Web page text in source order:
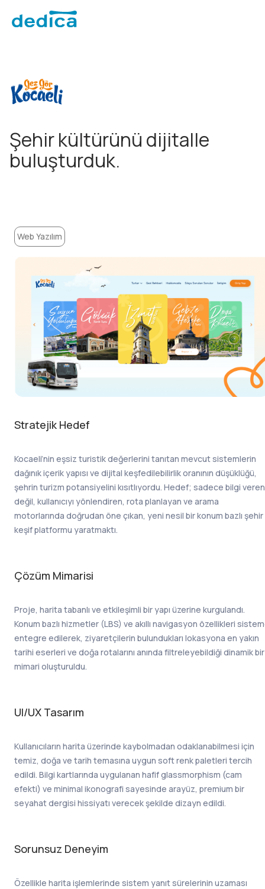
Şehir kültürünü dijitalle
buluşturduk.
Web Yazılım
Stratejik Hedef
Kocaeli’nin eşsiz turistik değerlerini tanıtan mevcut sistemlerin
dağınık içerik yapısı ve dijital keşfedilebilirlik oranının düşüklüğü,
şehrin turizm potansiyelini kısıtlıyordu. Hedef; sadece bilgi veren
değil, kullanıcıyı yönlendiren, rota planlayan ve arama
motorlarında doğrudan öne çıkan, yeni nesil bir konum bazlı şehir
keşif platformu yaratmaktı.
Çözüm Mimarisi
Proje, harita tabanlı ve etkileşimli bir yapı üzerine kurgulandı.
Konum bazlı hizmetler (LBS) ve akıllı navigasyon özellikleri
entegre edilerek, ziyaretçilerin bulundukları lokasyona en yakın
tarihi eserleri ve doğa rotalarını anında filtreleyebildiği dinamik bir
mimari oluşturuldu.
UI/UX Tasarım
Kullanıcıların harita üzerinde kaybolmadan odaklanabilmesi için
temiz, doğa ve tarih temasına uygun soft renk paletleri tercih
edildi. Bilgi kartlarında uygulanan hafif glassmorphism (cam
efekti) ve minimal ikonografi sayesinde arayüz, premium bir
seyahat dergisi hissiyatı verecek şekilde dizayn edildi.
Sorunsuz Deneyim
Özellikle harita işlemlerinde sistem yanıt sürelerinin uzaması